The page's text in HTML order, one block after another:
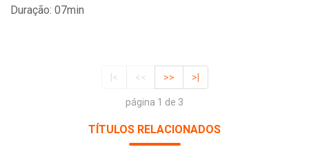
Duração: 07min
|< << >> >|
página 1 de 3
TÍTULOS RELACIONADOS